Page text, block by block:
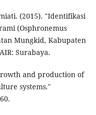
(2015). "Identifikasi
(Osphronemus
Mungkid, Kabupaten
Surabaya.
and production of
systems."